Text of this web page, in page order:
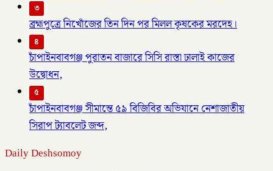
৩
ব্রহ্মপুত্রে নিখোঁজের তিন দিন পর মিলল কৃষকের মরদেহ।
৪
চাঁপাইনবাবগঞ্জ পুরাতন বাজারে সিসি রাস্তা ঢালাই কাজের
উদ্বোধন,
৫
চাঁপাইনবাবগঞ্জ সীমান্তে ৫৯ বিজিবির অভিযানে নেশাজাতীয়
সিরাপ ট্যাবলেট জব্দ,
Daily Deshsomoy